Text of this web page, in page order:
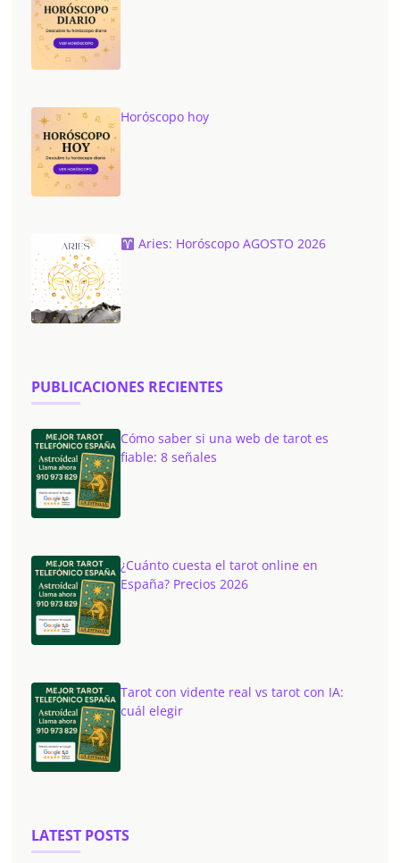
Horóscopo hoy
Aries: Horóscopo AGOSTO 2026
PUBLICACIONES RECIENTES
Cómo saber si una web de tarot es
fiable: 8 señales
¿Cuánto cuesta el tarot online en
España? Precios 2026
Tarot con vidente real vs tarot con IA:
cuál elegir
LATEST POSTS